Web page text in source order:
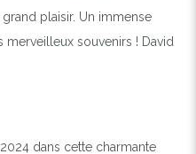
plaisir. Un immense
merveilleux souvenirs ! David
dans cette charmante